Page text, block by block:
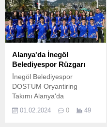
Alanya'da İnegöl
Belediyespor Rüzgarı
İnegöl Belediyespor
DOSTUM Oryantiring
Takımı Alanya'da
yine farkını ortaya koyarak
01.02.2024 0 49